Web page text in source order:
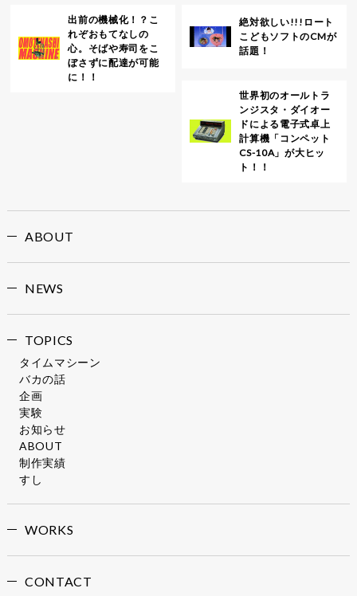
出前の機械化！？こ
れぞおもてなしの
心。そばや寿司をこ
ぼさずに配達が可能
に！！
絶対欲しい!!!ロート
こどもソフトのCMが
話題！
世界初のオールトラ
ンジスタ・ダイオー
ドによる電子式卓上
計算機「コンペット
CS-10A」が大ヒッ
ト！！
ABOUT
NEWS
TOPICS
タイムマシーン
バカの話
企画
実験
お知らせ
ABOUT
制作実績
すし
WORKS
CONTACT